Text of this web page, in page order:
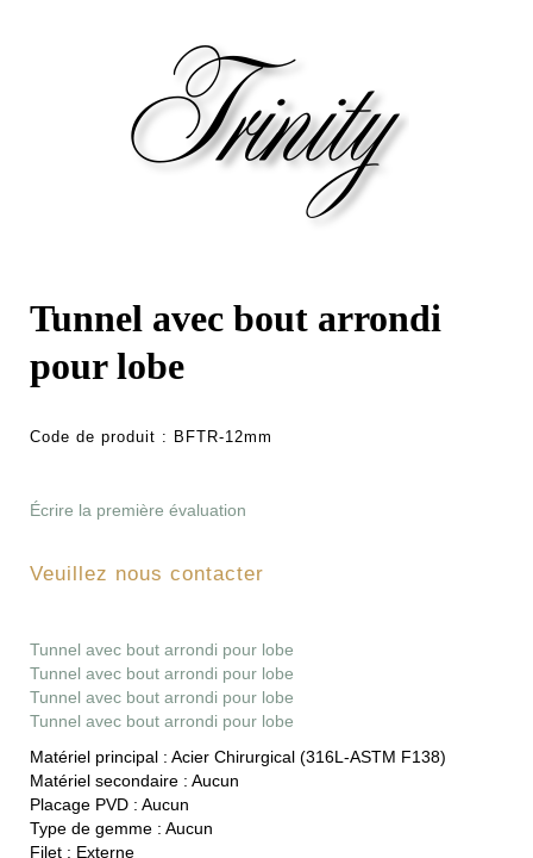
Tunnel avec bout arrondi
pour lobe
Code de produit : BFTR-12mm
Écrire la première évaluation
Veuillez nous contacter
Tunnel avec bout arrondi pour lobe
Tunnel avec bout arrondi pour lobe
Tunnel avec bout arrondi pour lobe
Tunnel avec bout arrondi pour lobe
Matériel principal : Acier Chirurgical (316L-ASTM F138)
Matériel secondaire : Aucun
Placage PVD : Aucun
Type de gemme : Aucun
Filet : Externe